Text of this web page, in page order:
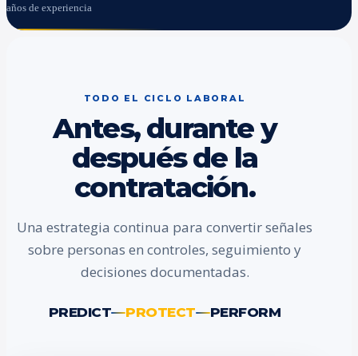
años de experiencia
TODO EL CICLO LABORAL
Antes, durante y
después de la
contratación.
Una estrategia continua para convertir señales
sobre personas en controles, seguimiento y
decisiones documentadas.
PREDICT PROTECT PERFORM